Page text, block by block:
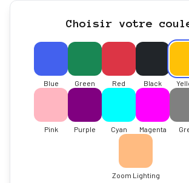
Choisir votre
Blue Green Red Black
Pink Purple Cyan Magenta
Zoom Lighting